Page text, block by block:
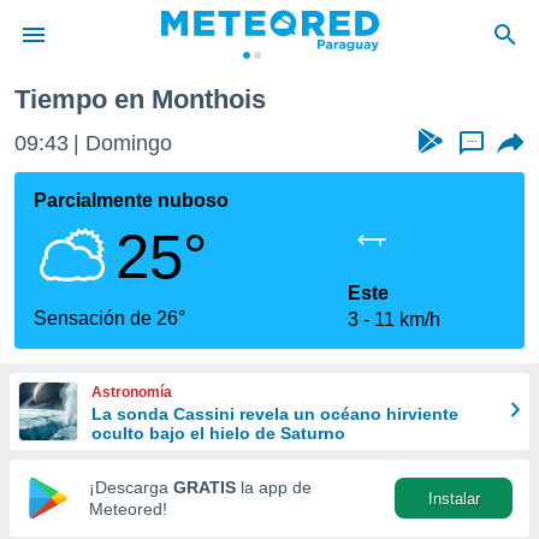
de
ha
que se
calidad.
a este
las
y
forma
digital
basada
Tiempo en Monthois
09:43 Domingo ...
Parcialmente nuboso
25°
Sensación de 26°
Este
3
11 km/h
Astronomía
La sonda Cassini revela un océano hirviente
oculto bajo el hielo de Saturno
¡Descarga GRATIS la app de
Meteored!
Instalar